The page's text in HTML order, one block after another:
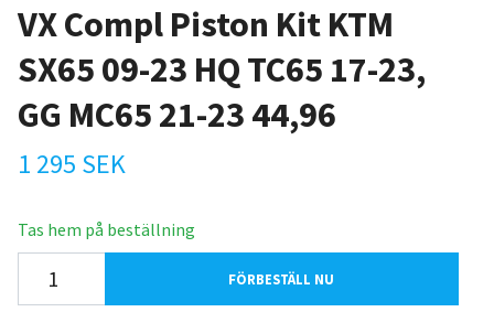
VX Compl Piston Kit KTM
SX65 09-23 HQ TC65 17-23,
GG MC65 21-23 44,96
1 295 SEK
Tas hem på beställning
FÖRBESTÄLL NU